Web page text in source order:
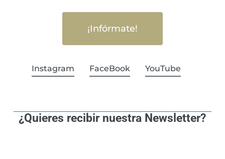
¡Infórmate!
Instagram FaceBook YouTube
¿Quieres recibir nuestra Newsletter?